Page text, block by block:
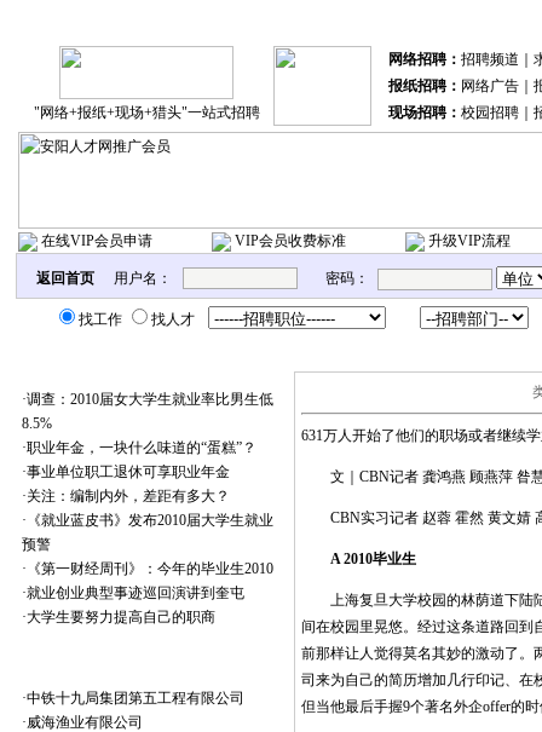
网络招聘： 招聘频道
报纸招聘： 网络广告｜
"网络+报纸+现场+猎头"一站式招聘
现场招聘： 校园招聘｜
在线VIP会员申请 VIP会员收费标准 升级VIP流程
返回首页 用户名： 密码：
找工作 找人才
·调查：2010届女大学生就业率比男生低
8.5%
·职业年金，一块什么味道的“蛋糕”？
·事业单位职工退休可享职业年金
·关注：编制内外，差距有多大？
· 《就业蓝皮书》发布2010届大学生就业
预警
· 《第一财经周刊》：今年的毕业生2010
·就业创业典型事迹巡回演讲到奎屯
·大学生要努力提高自己的职商
·中铁十九局集团第五工程有限公司
·威海渔业有限公司
631万人开始了他们的职场或者继续
文｜CBN记者 龚鸿燕 顾燕萍 昝
CBN实习记者 赵蓉 霍然 黄文婧
A 2010毕业生
上海复旦大学校园的林荫道下陆陆
间在校园里晃悠。经过这条道路回到
前那样让人觉得莫名其妙的激动了。
司来为自己的简历增加几行印记、
但当他最后手握9个著名外企offer的